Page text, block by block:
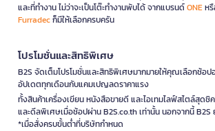
และที่ทำงาน ไม่ว่าจะเป็นโต๊ะทำงานพับได้ จากแบรนด์ONEห
Furradecก็มีให้เลือกครบครัน
โปรโมชั่นและสิทธิพิเศษ
B2S จัดเต็มโปรโมชั่นและสิทธิพิเศษมากมายให้คุณเลือกช้อป
อัปเดตทุกเดือนกับแคมเปญลดราคาแรง
ทั้งสินค้าเครื่องเขียน หนังสือขายดี และไอเทมไลฟ์สไตล์สุด
และดีลพิเศษเมื่อช้อปผ่าน B2S.co.th เท่านั้น นอกจากนี้ B2S
*เมื่อสั่งครบขั้นต่ำที่บริษัทกำหนด